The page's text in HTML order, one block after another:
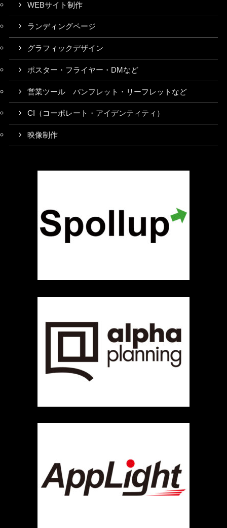
WEBサイト制作
ランディングページ
グラフィックデザイン
ポスター・フライヤー・DMなど
営業ツール パンフレット・リーフレットなど
CI（コーポレート・アイデンティティ）
映像制作